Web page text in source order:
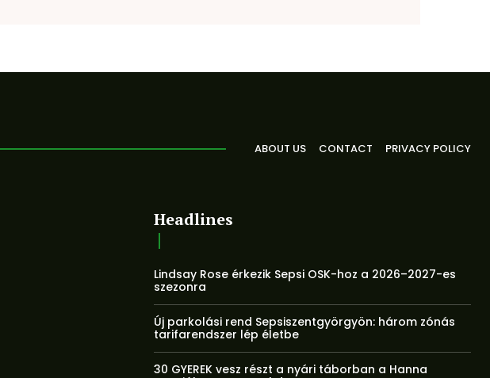
ABOUT US CONTACT PRIVACY POLICY
Headlines
Lindsay Rose érkezik Sepsi OSK-hoz a 2026–2027-es
szezonra
Új parkolási rend Sepsiszentgyörgyön: három zónás
tarifarendszer lép életbe
30 GYEREK vesz részt a nyári táborban a Hanna